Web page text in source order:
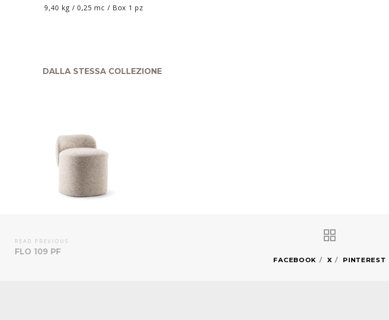
9,40 kg / 0,25 mc / Box 1 pz
DALLA STESSA COLLEZIONE
READ PREVIOUS
FLO 109 PF
FACEBOOK X PINTEREST